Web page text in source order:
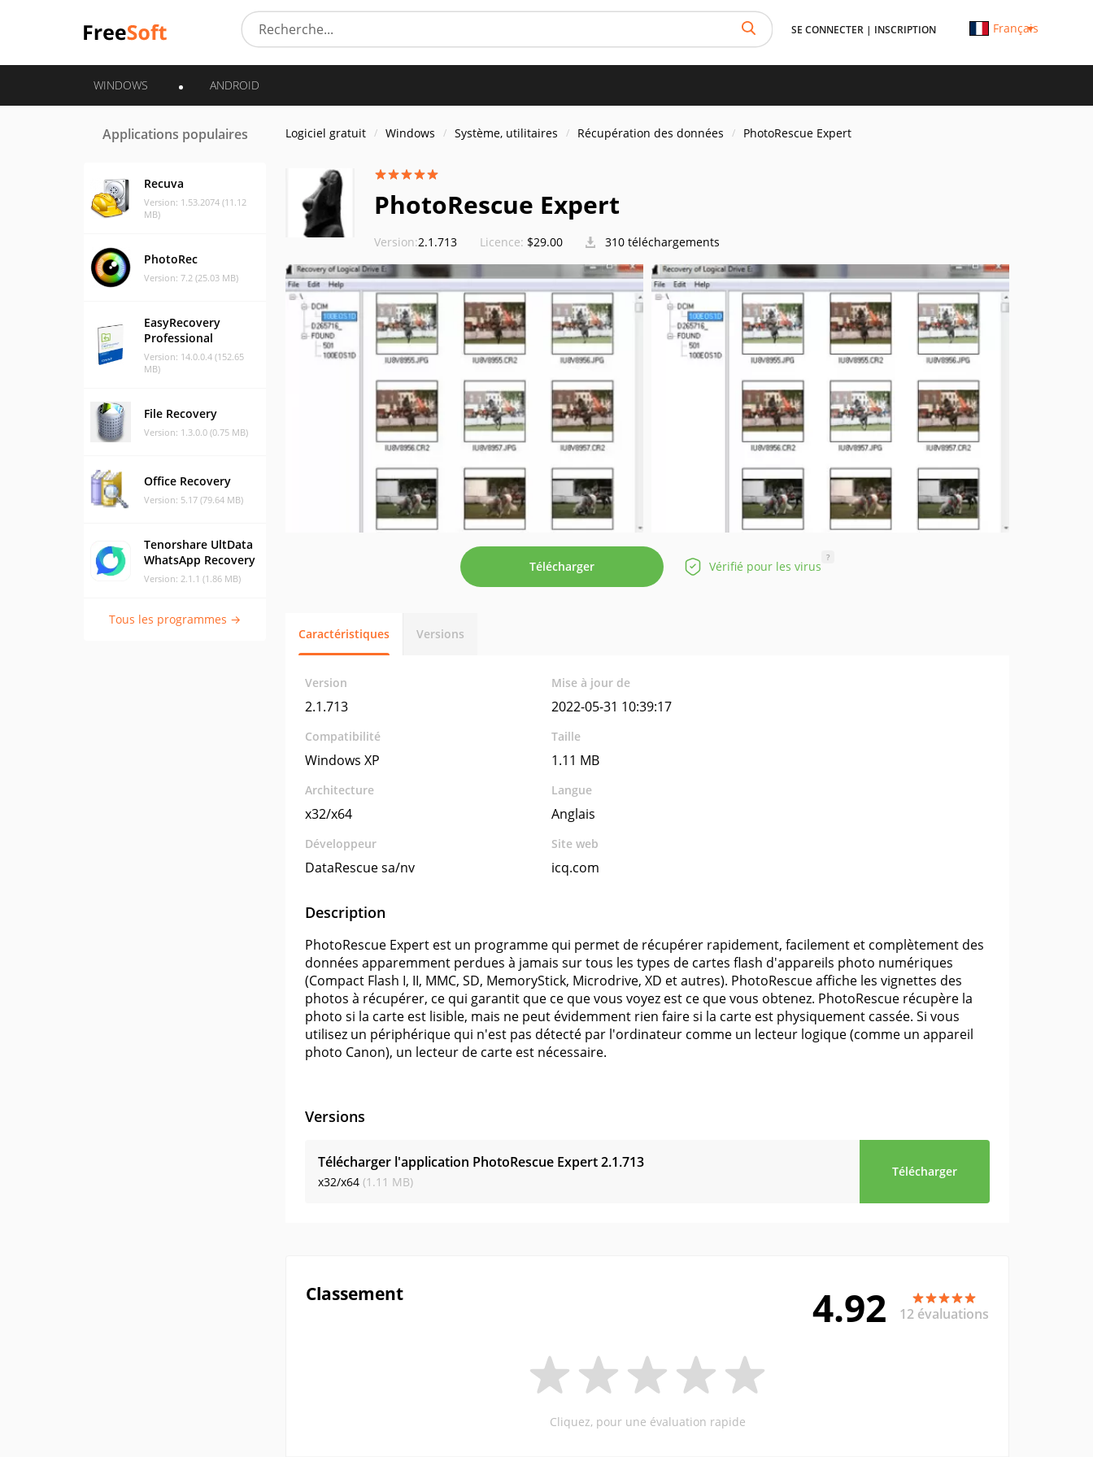
SE CONNECTER | INSCRIPTION Français
WINDOWS ANDROID
Applications populaires
Recuva
Version: 1.53.2074 (11.12
MB)
PhotoRec
Version: 7.2 (25.03 MB)
EasyRecovery
Professional
Version: 14.0.0.4 (152.65
MB)
File Recovery
Version: 1.3.0.0 (0.75 MB)
Office Recovery
Version: 5.17 (79.64 MB)
Tenorshare UltData
WhatsApp Recovery
Version: 2.1.1 (1.86 MB)
Tous les programmes →
Logiciel gratuit Windows Système, utilitaires Récupération des données PhotoRescue Expert
PhotoRescue Expert
Version:2.1.713 Licence: $29.00 310 téléchargements
Télécharger Vérifié pour les virus
?
Caractéristiques Versions
Version
2.1.713
Mise à jour de
2022-05-31 10:39:17
Compatibilité
Windows XP
Taille
1.11 MB
Architecture
x32/x64
Langue
Anglais
Développeur
DataRescue sa/nv
Site web
icq.com
Description
PhotoRescue Expert est un programme qui permet de récupérer rapidement, facilement et complètement des
données apparemment perdues à jamais sur tous les types de cartes flash d'appareils photo numériques
(Compact Flash I, II, MMC, SD, MemoryStick, Microdrive, XD et autres). PhotoRescue affiche les vignettes des
photos à récupérer, ce qui garantit que ce que vous voyez est ce que vous obtenez. PhotoRescue récupère la
photo si la carte est lisible, mais ne peut évidemment rien faire si la carte est physiquement cassée. Si vous
utilisez un périphérique qui n'est pas détecté par l'ordinateur comme un lecteur logique (comme un appareil
photo Canon), un lecteur de carte est nécessaire.
Versions
Télécharger l'application PhotoRescue Expert2.1.713
x32/x64 (1.11 MB)
Télécharger
Classement 4.92 12 évaluations
Cliquez, pour une évaluation rapide